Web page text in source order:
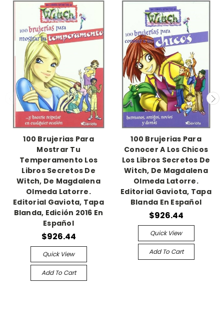
100 Brujerias Para
Mostrar Tu
Temperamento Los
Libros Secretos De
Witch, De Magdalena
Olmeda Latorre.
Editorial Gaviota, Tapa
Blanda, Edición 2016 En
Español
$926.44
Quick View
Add To Cart
100 Brujerias Para
Conocer A Los Chicos
Los Libros Secretos De
Witch, De Magdalena
Olmeda Latorre.
Editorial Gaviota, Tapa
Blanda En Español
$926.44
Quick View
Add To Cart